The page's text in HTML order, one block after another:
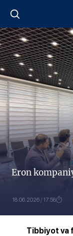
Eron
17:58 / 18.06.2026
Tibbiyot va